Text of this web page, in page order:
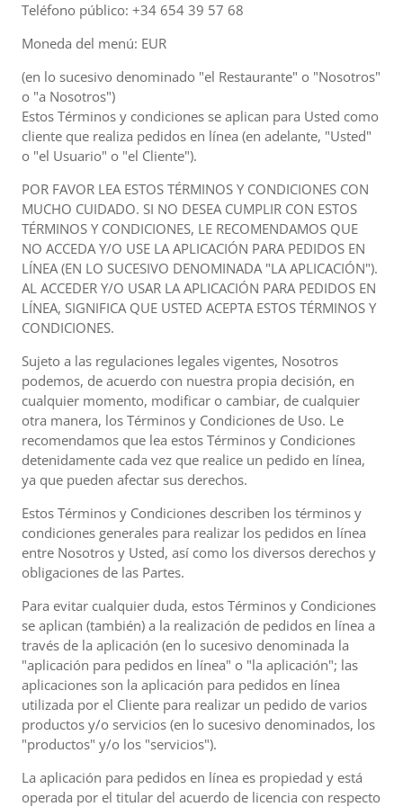
Teléfono público: +34 654 39 57 68
Moneda del menú: EUR
(en lo sucesivo denominado "el Restaurante" o "Nosotros"
o "a Nosotros")
Estos Términos y condiciones se aplican para Usted como
cliente que realiza pedidos en línea (en adelante, "Usted"
o "el Usuario" o "el Cliente").
POR FAVOR LEA ESTOS TÉRMINOS Y CONDICIONES CON
MUCHO CUIDADO. SI NO DESEA CUMPLIR CON ESTOS
TÉRMINOS Y CONDICIONES, LE RECOMENDAMOS QUE
NO ACCEDA Y/O USE LA APLICACIÓN PARA PEDIDOS EN
LÍNEA (EN LO SUCESIVO DENOMINADA "LA APLICACIÓN").
AL ACCEDER Y/O USAR LA APLICACIÓN PARA PEDIDOS EN
LÍNEA, SIGNIFICA QUE USTED ACEPTA ESTOS TÉRMINOS Y
CONDICIONES.
Sujeto a las regulaciones legales vigentes, Nosotros
podemos, de acuerdo con nuestra propia decisión, en
cualquier momento, modificar o cambiar, de cualquier
otra manera, los Términos y Condiciones de Uso. Le
recomendamos que lea estos Términos y Condiciones
detenidamente cada vez que realice un pedido en línea,
ya que pueden afectar sus derechos.
Estos Términos y Condiciones describen los términos y
condiciones generales para realizar los pedidos en línea
entre Nosotros y Usted, así como los diversos derechos y
obligaciones de las Partes.
Para evitar cualquier duda, estos Términos y Condiciones
se aplican (también) a la realización de pedidos en línea a
través de la aplicación (en lo sucesivo denominada la
"aplicación para pedidos en línea" o "la aplicación"; las
aplicaciones son la aplicación para pedidos en línea
utilizada por el Cliente para realizar un pedido de varios
productos y/o servicios (en lo sucesivo denominados, los
"productos" y/o los "servicios").
La aplicación para pedidos en línea es propiedad y está
operada por el titular del acuerdo de licencia con respecto